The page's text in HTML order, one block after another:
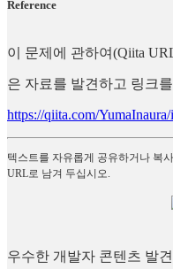
Reference
이 문제에 관하여(Qiita
은 자료를 발견하고 링크
https://qiita.com/
텍스트를 자유롭게 공유하거나 복
URL로 남겨 두십시오.
우수한 개발자 콘텐츠 발